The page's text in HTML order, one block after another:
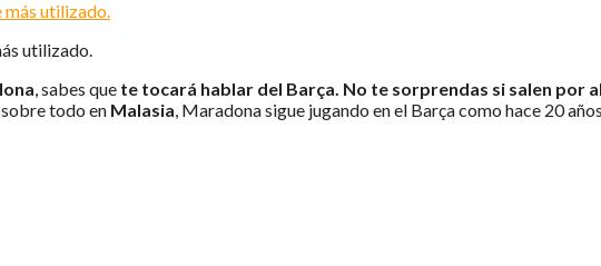
utilizado.
, sabes que te tocará hablar del Barça. No te sorprendas si salen por
todo en Malasia, Maradona sigue jugando en el Barça como hace 20